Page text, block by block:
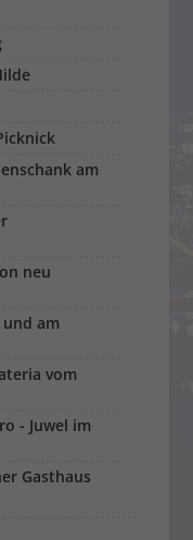
am
neu
am
vom
- Juwel im
Gasthaus